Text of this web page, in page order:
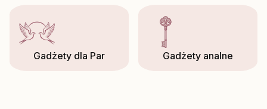
Gadżety dla Par Gadżety analne